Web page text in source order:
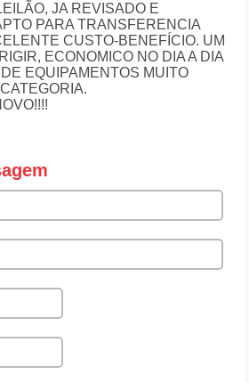
JA REVISADO E
PARA TRANSFERENCIA
CUSTO-BENEFÍCIO. UM
ECONOMICO NO DIA A DIA
EQUIPAMENTOS MUITO